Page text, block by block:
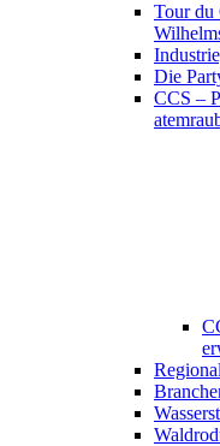
Tour du
Die
CCS –